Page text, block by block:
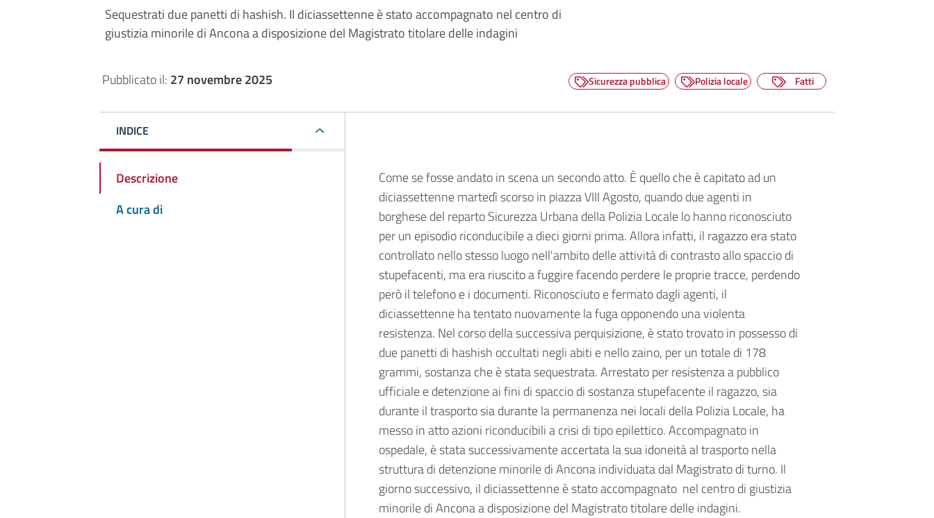
Sequestrati due panetti di hashish. Il diciassettenne è stato accompagnato nel centro di
giustizia minorile di Ancona a disposizione del Magistrato titolare delle indagini
Pubblicato il: 27 novembre 2025 Sicurezza pubblica Polizia locale Fatti
INDICE
Descrizione
A cura di
Descrizione
Come se fosse andato in scena un secondo atto. È quello che è capitato ad un
diciassettenne martedì scorso in piazza VIII Agosto, quando due agenti in
borghese del reparto Sicurezza Urbana della Polizia Locale lo hanno riconosciuto
per un episodio riconducibile a dieci giorni prima. Allora infatti, il ragazzo era stato
controllato nello stesso luogo nell'ambito delle attività di contrasto allo spaccio di
stupefacenti, ma era riuscito a fuggire facendo perdere le proprie tracce, perdendo
però il telefono e i documenti. Riconosciuto e fermato dagli agenti, il
diciassettenne ha tentato nuovamente la fuga opponendo una violenta
resistenza. Nel corso della successiva perquisizione, è stato trovato in possesso di
due panetti di hashish occultati negli abiti e nello zaino, per un totale di 178
grammi, sostanza che è stata sequestrata. Arrestato per resistenza a pubblico
ufficiale e detenzione ai fini di spaccio di sostanza stupefacente il ragazzo, sia
durante il trasporto sia durante la permanenza nei locali della Polizia Locale, ha
messo in atto azioni riconducibili a crisi di tipo epilettico. Accompagnato in
ospedale, è stata successivamente accertata la sua idoneità al trasporto nella
struttura di detenzione minorile di Ancona individuata dal Magistrato di turno. Il
giorno successivo, il diciassettenne è stato accompagnato nel centro di giustizia
minorile di Ancona a disposizione del Magistrato titolare delle indagini.